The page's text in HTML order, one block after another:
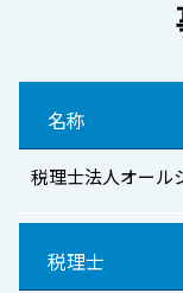
名称
税理士法人オール
税理士